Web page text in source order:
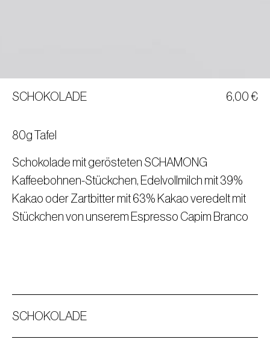
SCHOKOLADE 6,00€
80g Tafel
Schokolade mit gerösteten SCHAMONG
Kaffeebohnen-Stückchen, Edelvollmilch mit 39%
Kakao oder Zartbitter mit 63% Kakao veredelt mit
Stückchen von unserem Espresso Capim Branco
SCHOKOLADE